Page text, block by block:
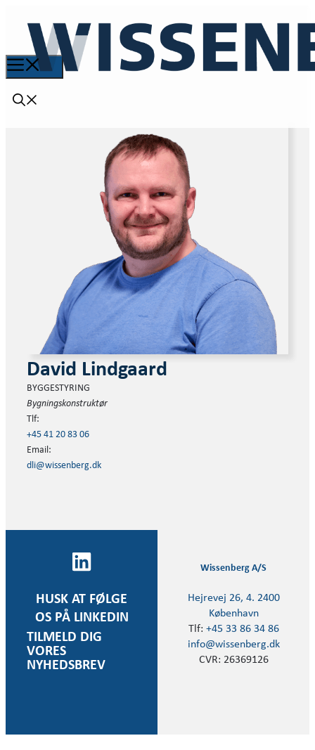
David Lindgaard
BYGGESTYRING
Bygningskonstruktør
Tlf:
+45 41 20 83 06
Email:
dli@wissenberg.dk
HUSK AT FØLGE
OS PÅ LINKEDIN
TILMELD DIG
VORES
NYHEDSBREV
Wissenberg A/S
Hejrevej 26, 4. 2400
København
Tlf: +45 33 86 34 86
info@wissenberg.dk
CVR: 26369126